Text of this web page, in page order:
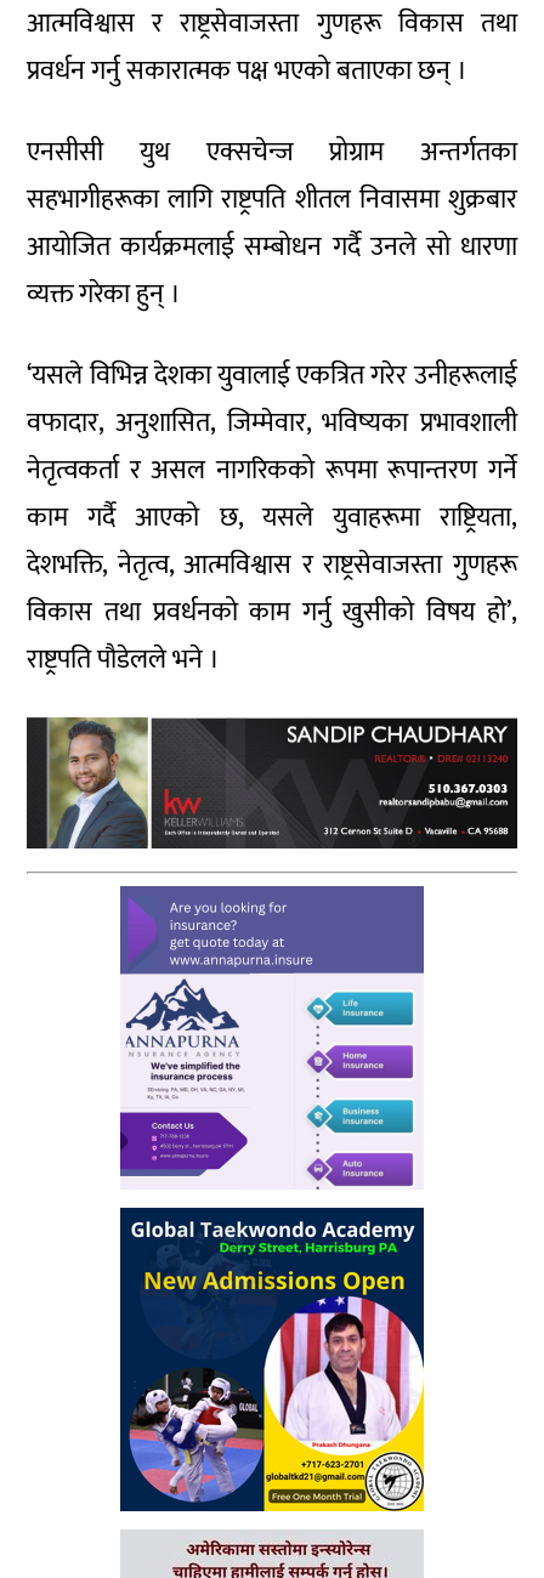
आत्मविश्वास र राष्ट्रसेवाजस्ता गुणहरू विकास तथा
प्रवर्धन गर्नु सकारात्मक पक्ष भएको बताएका छन् ।
एनसीसी युथ एक्सचेन्ज प्रोग्राम अन्तर्गतका
सहभागीहरूका लागि राष्ट्रपति शीतल निवासमा शुक्रबार
आयोजित कार्यक्रमलाई सम्बोधन गर्दै उनले सो धारणा
व्यक्त गरेका हुन् ।
‘यसले विभिन्न देशका युवालाई एकत्रित गरेर उनीहरूलाई
वफादार, अनुशासित, जिम्मेवार, भविष्यका प्रभावशाली
नेतृत्वकर्ता र असल नागरिकको रूपमा रूपान्तरण गर्ने
काम गर्दै आएको छ, यसले युवाहरूमा राष्ट्रियता,
देशभक्ति, नेतृत्व, आत्मविश्वास र राष्ट्रसेवाजस्ता गुणहरू
विकास तथा प्रवर्धनको काम गर्नु खुसीको विषय हो’,
राष्ट्रपति पौडेलले भने ।